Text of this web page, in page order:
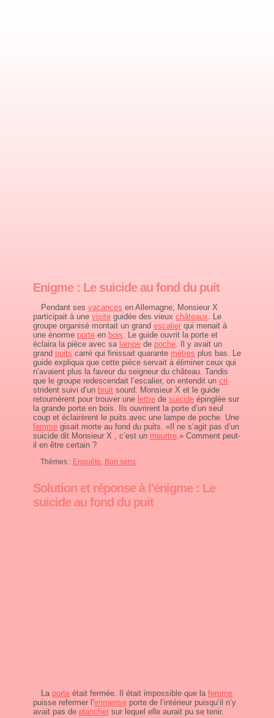
Enigme : Le suicide au fond du puit
Pendant ses vacances en Allemagne, Monsieur X
participait à une visite guidée des vieux châteaux. Le
groupe organisé montait un grand escalier qui menait à
une énorme porte en bois. Le guide ouvrit la porte et
éclaira la pièce avec sa lampe de poche. Il y avait un
grand puits carré qui finissait quarante mètres plus bas. Le
guide expliqua que cette pièce servait à éliminer ceux qui
n’avaient plus la faveur du seigneur du château. Tandis
que le groupe redescendait l’escalier, on entendit un cri
strident suivi d’un bruit sourd. Monsieur X et le guide
retournèrent pour trouver une lettre de suicide épinglée sur
la grande porte en bois. Ils ouvrirent la porte d’un seul
coup et éclairèrent le puits avec une lampe de poche. Une
femme gisait morte au fond du puits. «Il ne s’agit pas d’un
suicide dit Monsieur X , c’est un meurtre.» Comment peut-
il en être certain ?
Thèmes : Enquête Bon sens
Solution et réponse à l'énigme : Le
suicide au fond du puit
La porte était fermée. Il était impossible que la femme
puisse refermer l’immense porte de l’intérieur puisqu’il n’y
avait pas de plancher sur lequel elle aurait pu se tenir.